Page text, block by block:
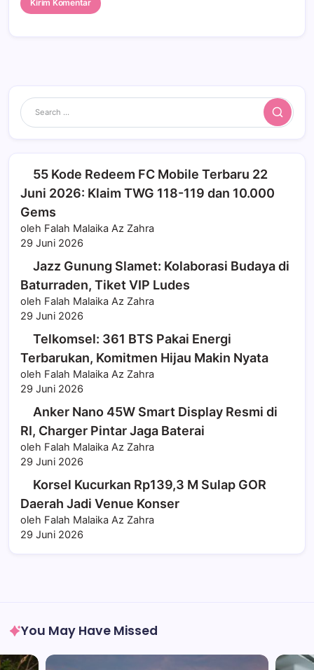
Search
55 Kode Redeem FC Mobile Terbaru 22
Juni 2026: Klaim TWG 118-119 dan 10.000
Gems
oleh Falah Malaika Az Zahra
29 Juni 2026
Jazz Gunung Slamet: Kolaborasi Budaya di
Baturraden, Tiket VIP Ludes
oleh Falah Malaika Az Zahra
29 Juni 2026
Telkomsel: 361 BTS Pakai Energi
Terbarukan, Komitmen Hijau Makin Nyata
oleh Falah Malaika Az Zahra
29 Juni 2026
Anker Nano 45W Smart Display Resmi di
RI, Charger Pintar Jaga Baterai
oleh Falah Malaika Az Zahra
29 Juni 2026
Korsel Kucurkan Rp139,3 M Sulap GOR
Daerah Jadi Venue Konser
oleh Falah Malaika Az Zahra
29 Juni 2026
You May Have Missed